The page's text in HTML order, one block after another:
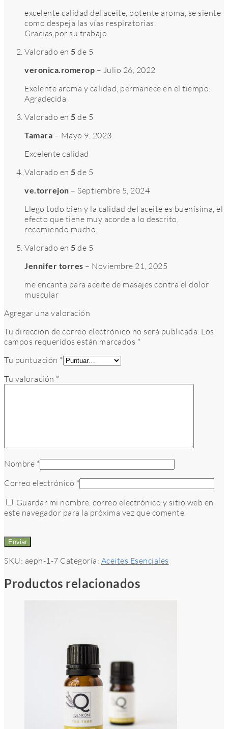
excelente calidad del aceite, potente aroma, se siente
como despeja las vías respiratorias.
Gracias por su trabajo
Valorado en 5 de 5
veronica.romerop – Julio 26, 2022
Exelente aroma y calidad, permanece en el tiempo.
Agradecida
Valorado en 5 de 5
Tamara – Mayo 9, 2023
Excelente calidad
Valorado en 5 de 5
ve.torrejon – Septiembre 5, 2024
Llego todo bien y la calidad del aceite es buenísima, el
efecto que tiene muy acorde a lo descrito,
recomiendo mucho
Valorado en 5 de 5
Jennifer torres – Noviembre 21, 2025
me encanta para aceite de masajes contra el dolor
muscular
Agregar una valoración
Tu dirección de correo electrónico no será publicada. Los
campos requeridos están marcados *
Tu puntuación *
Tu valoración *
Nombre *
Correo electrónico *
Guardar mi nombre, correo electrónico y sitio web en
este navegador para la próxima vez que comente.
SKU: aeph-1-7 Categoría: Aceites Esenciales
Productos relacionados